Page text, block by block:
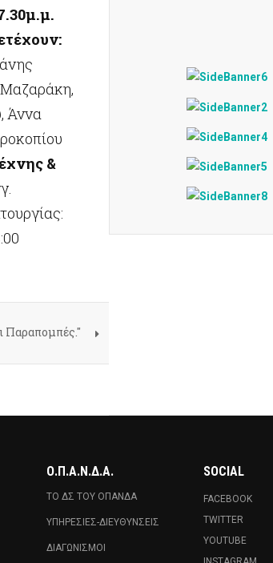
Άννα
&
Παραπομπές."
Ο.Π.Α.Ν.Δ.Α.
ΤΟ ΔΣ ΤΟΥ ΟΠΑΝΔΑ
ΥΠΗΡΕΣΊΕΣ-ΔΙΕΥΘΎΝΣΕΙΣ
ΔΙΑΓΩΝΙΣΜΟΊ
SOCIAL
FACEBOOK
TWITTER
YOUTUBE